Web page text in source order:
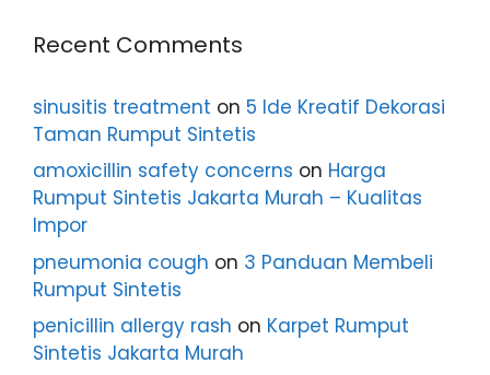
Recent Comments
sinusitis treatment on 5 Ide Kreatif Dekorasi
Taman Rumput Sintetis
amoxicillin safety concerns on Harga
Rumput Sintetis Jakarta Murah – Kualitas
Impor
pneumonia cough on 3 Panduan Membeli
Rumput Sintetis
penicillin allergy rash on Karpet Rumput
Sintetis Jakarta Murah